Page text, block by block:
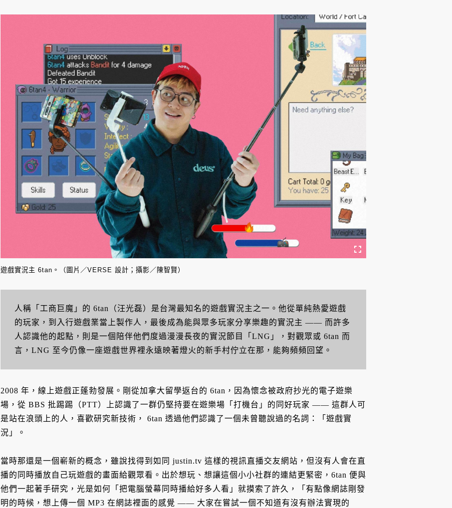
遊戲實況主 6tan。（圖片／VERSE 設計；攝影／陳智賢）
人稱「工商巨魔」的 6tan（汪光磊）是台灣最知名的遊戲實況主之一。他從單純熱愛遊戲
的玩家，到入行遊戲業當上製作人，最後成為能與眾多玩家分享樂趣的實況主 —— 而許多
人認識他的起點，則是一個陪伴他們度過漫漫長夜的實況節目「LNG」，對觀眾或 6tan 而
言，LNG 至今仍像一座遊戲世界裡永遠映著燈火的新手村佇立在那，能夠頻頻回望。
2008 年，線上遊戲正蓬勃發展。剛從加拿大留學返台的 6tan，因為懷念被政府抄光的電子遊樂
場，從 BBS 批踢踢（PTT）上認識了一群仍堅持要在遊樂場「打機台」的同好玩家 —— 這群人可
是站在浪頭上的人，喜歡研究新技術， 6tan 透過他們認識了一個未曾聽說過的名詞：「遊戲實
況」。
當時那還是一個嶄新的概念，雖說找得到如同 justin.tv 這樣的視訊直播交友網站，但沒有人會在直
播的同時播放自己玩遊戲的畫面給觀眾看。出於想玩、想讓這個小小社群的連結更緊密，6tan 便與
他們一起著手研究，光是如何「把電腦螢幕同時播給好多人看」就摸索了許久，「有點像網誌剛發
明的時候，想上傳一個 MP3 在網誌裡面的感覺 —— 大家在嘗試一個不知道有沒有辦法實現的